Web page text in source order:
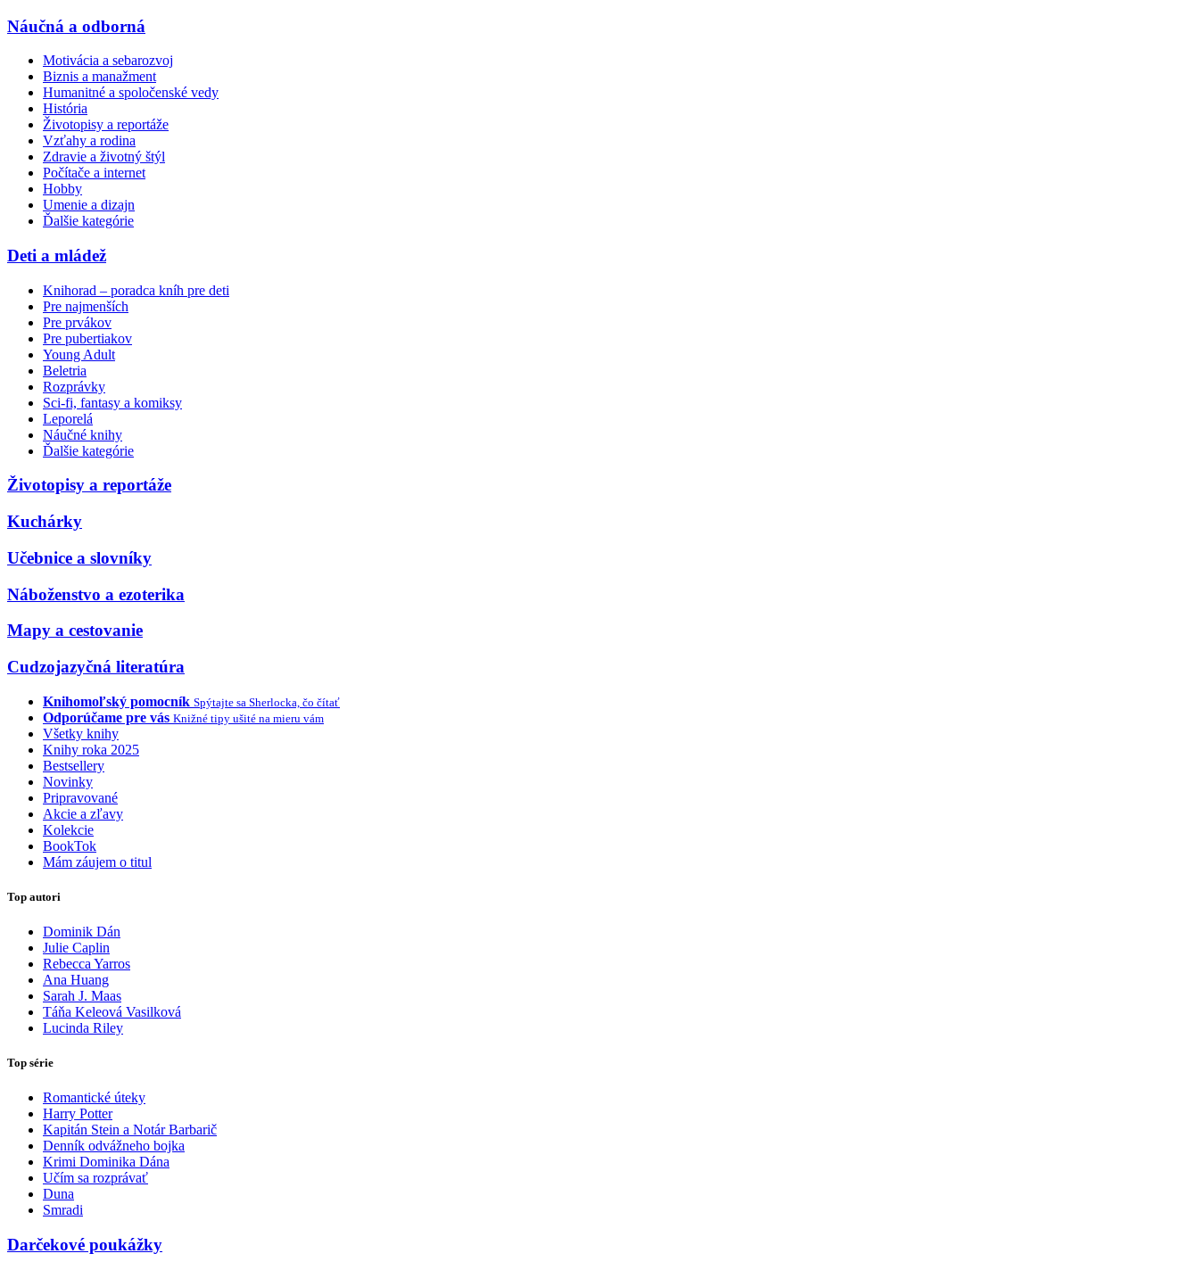
Náučná a odborná
Motivácia a sebarozvoj
Biznis a manažment
Humanitné a spoločenské vedy
História
Životopisy a reportáže
Vzťahy a rodina
Zdravie a životný štýl
Počítače a internet
Hobby
Umenie a dizajn
Ďalšie kategórie
Deti a mládež
Knihorad – poradca kníh pre deti
Pre najmenších
Pre prvákov
Pre pubertiakov
Young Adult
Beletria
Rozprávky
Sci-fi, fantasy a komiksy
Leporelá
Náučné knihy
Ďalšie kategórie
Životopisy a reportáže
Kuchárky
Učebnice a slovníky
Náboženstvo a ezoterika
Mapy a cestovanie
Cudzojazyčná literatúra
Knihomoľský pomocník Spýtajte sa Sherlocka, čo čítať
Odporúčame pre vás Knižné tipy ušité na mieru vám
Všetky knihy
Knihy roka 2025
Bestsellery
Novinky
Pripravované
Akcie a zľavy
Kolekcie
BookTok
Mám záujem o titul
Top autori
Dominik Dán
Julie Caplin
Rebecca Yarros
Ana Huang
Sarah J. Maas
Táňa Keleová Vasilková
Lucinda Riley
Top série
Romantické úteky
Harry Potter
Kapitán Stein a Notár Barbarič
Denník odvážneho bojka
Krimi Dominika Dána
Učím sa rozprávať
Duna
Smradi
Darčekové poukážky